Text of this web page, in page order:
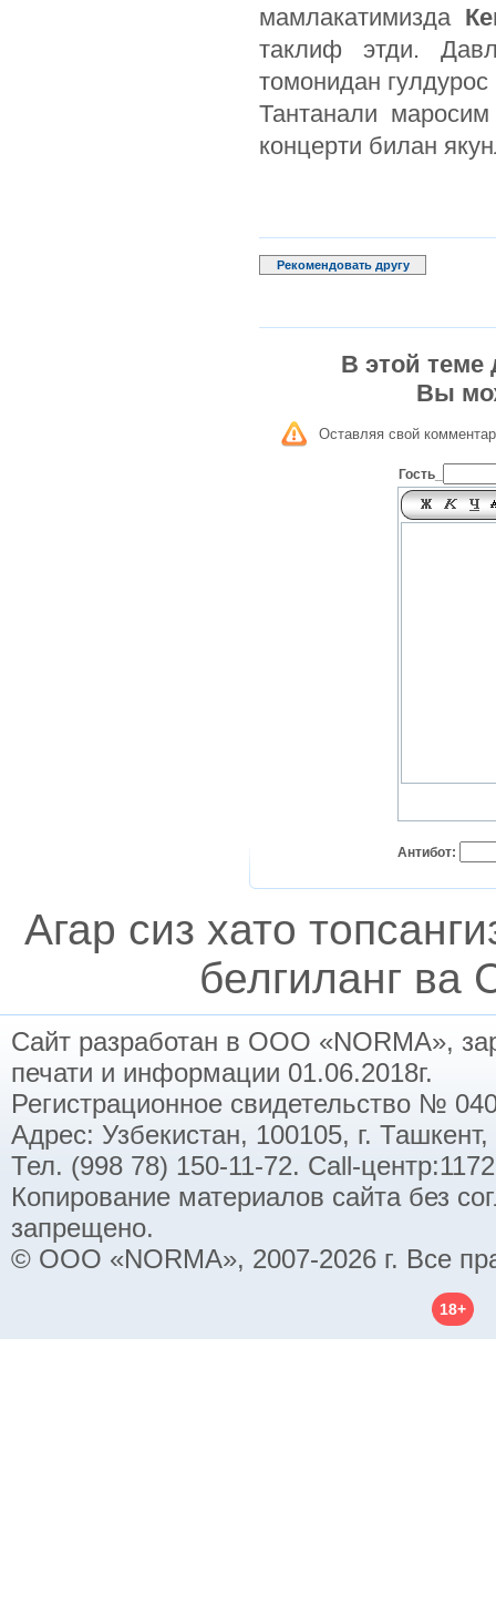
мамлакатимизда
таклиф этди.
томонидан
Тантанали
концерти билан
Рекомендовать другу
В этой теме
Вы
Оставляя свой
Гость_
Антибот:
Агар сиз хато
белгиланг ва
Сайт разработан в ООО «NORMA»,
печати и информации 01.06.2018г.
Регистрационное свидетельство №
Адрес: Узбекистан, 100105, г.
Тел. (998 78) 150-11-72. Call-
Копирование материалов сайта без
запрещено.
© ООО «NORMA», 2007-2026 г. Все
18+